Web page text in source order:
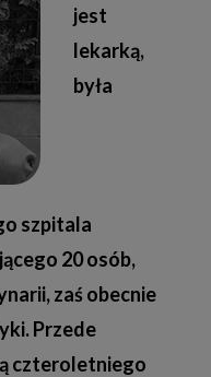
jest
lekarką,
była
szpitala
20 osób,
zaś obecnie
Przede
czteroletniego